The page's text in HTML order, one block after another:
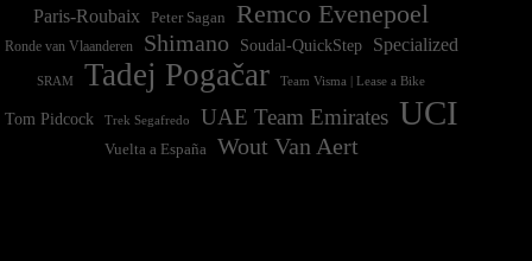
Paris-Roubaix
Peter Sagan Remco Evenepoel
Ronde van Vlaanderen Shimano Soudal-QuickStep Specialized
SRAM Tadej Pogačar Team Visma | Lease a Bike
Tom Pidcock Trek Segafredo UAE Team Emirates UCI
Vuelta a España Wout Van Aert